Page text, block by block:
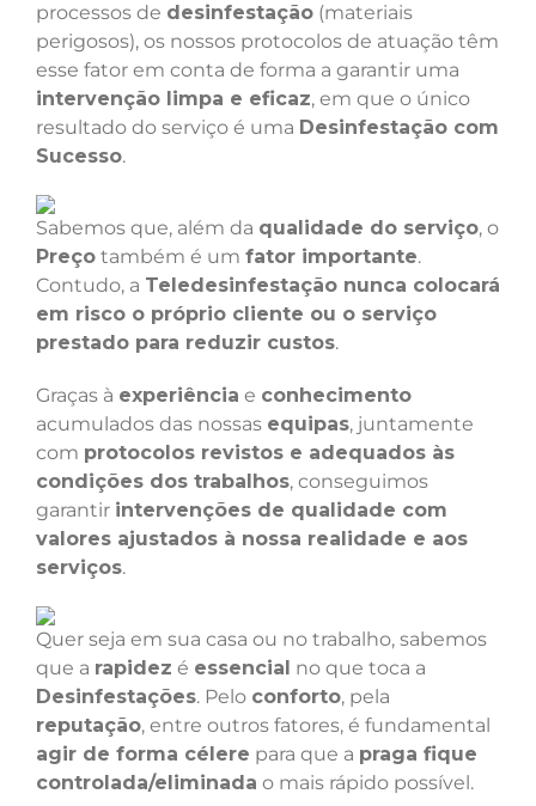
processos de desinfestação (materiais
perigosos), os nossos protocolos de atuação têm
esse fator em conta de forma a garantir uma
intervenção limpa e eficaz, em que o único
resultado do serviço é uma Desinfestação com
Sucesso.
Sabemos que, além da qualidade do serviço, o
Preço também é um fator importante.
Contudo, a Teledesinfestação nunca colocará
em risco o próprio cliente ou o serviço
prestado para reduzir custos.
Graças à experiência e conhecimento
acumulados das nossas equipas, juntamente
com protocolos revistos e adequados às
condições dos trabalhos, conseguimos
garantir intervenções de qualidade com
valores ajustados à nossa realidade e aos
serviços.
Quer seja em sua casa ou no trabalho, sabemos
que a rapidez é essencial no que toca a
Desinfestações. Pelo conforto, pela
reputação, entre outros fatores, é fundamental
agir de forma célere para que a praga fique
controlada/eliminada o mais rápido possível.